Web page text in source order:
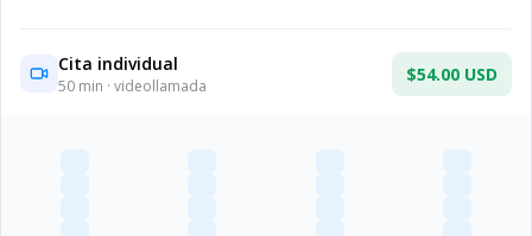
Cita individual
50 min · videollamada
$54.00 USD